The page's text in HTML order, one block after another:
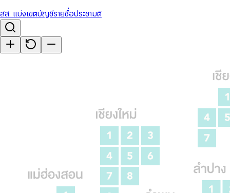
สส. แบ่งเขตบัญชีรายชื่อประชามติ